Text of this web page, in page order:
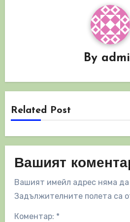
By
Related Post
Вашият
Вашият имейл адрес няма да
Задължителните полета са
Коментар: *